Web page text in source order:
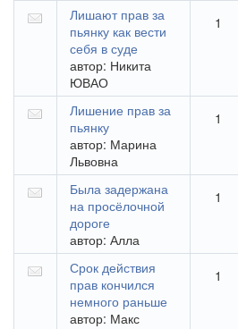
Лишают прав за
пьянку как вести
себя в суде
автор: Никита
ЮВАО
1
Лишение прав за
пьянку
автор: Марина
Львовна
1
Была задержана
на просёлочной
дороге
автор: Алла
1
Срок действия
прав кончился
немного раньше
автор: Макс
1